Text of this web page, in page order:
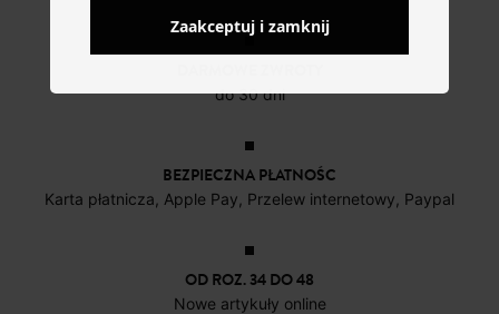
do 30 dni
BEZPIECZNA PŁATNOŚC
Karta płatnicza, Apple Pay, Przelew internetowy, Paypal
OD ROZ. 34 DO 48
Nowe artykuły online
Zaakceptuj i zamknij